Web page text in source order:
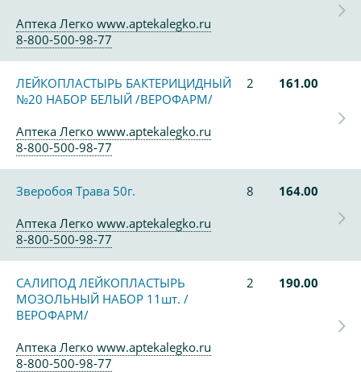
Аптека Легко www.aptekalegko.ru
8-800-500-98-77
ЛЕЙКОПЛАСТЫРЬ БАКТЕРИЦИДНЫЙ
№20 НАБОР БЕЛЫЙ /ВЕРОФАРМ/
2 161.00
Аптека Легко www.aptekalegko.ru
8-800-500-98-77
Зверобоя Трава 50г. 8
164.00
Аптека Легко www.aptekalegko.ru
8-800-500-98-77
САЛИПОД ЛЕЙКОПЛАСТЫРЬ
МОЗОЛЬНЫЙ НАБОР 11шт. /
ВЕРОФАРМ/
2 190.00
Аптека Легко www.aptekalegko.ru
8-800-500-98-77